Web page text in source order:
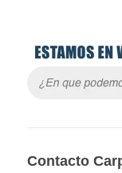
Contacto